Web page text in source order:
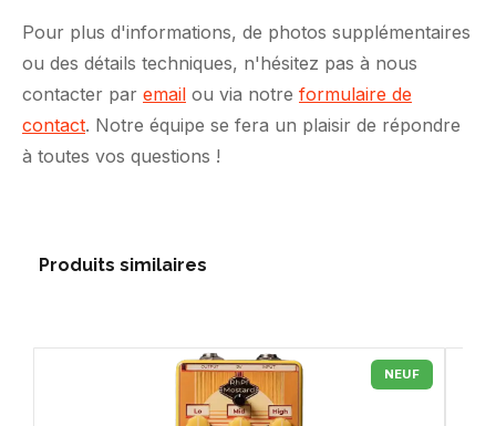
Pour plus d'informations, de photos supplémentaires
ou des détails techniques, n'hésitez pas à nous
contacter par email ou via notre formulaire de
contact. Notre équipe se fera un plaisir de répondre
à toutes vos questions !
Produits similaires
NEUF